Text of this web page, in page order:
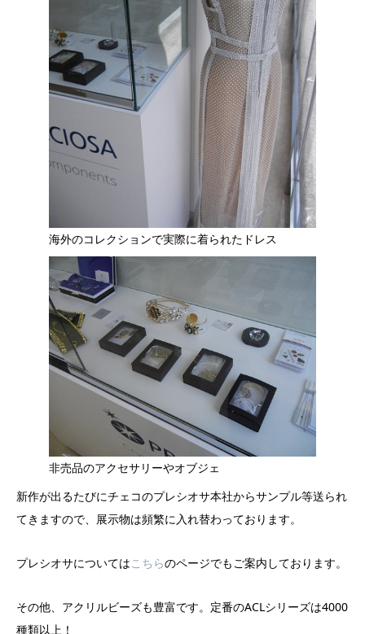
海外のコレクションで実際に着られたドレス
非売品のアクセサリーやオブジェ
新作が出るたびにチェコのプレシオサ本社からサンプル等送られ
てきますので、展示物は頻繁に入れ替わっております。
プレシオサについては こちらのページでもご案内しております。
その他、アクリルビーズも豊富です。定番のACLシリーズは4000
種類以上！